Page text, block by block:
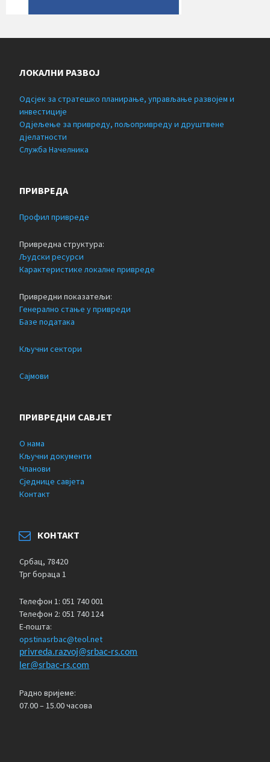
ЛОКАЛНИ РАЗВОЈ
Одсјек за стратешко планирање, управљање развојем и
инвестиције
Одјељење за привреду, пољопривреду и друштвене
дјелатности
Служба Начелника
ПРИВРЕДА
Профил привреде
Привредна структура:
Људски ресурси
Карактеристике локалне привреде
Привредни показатељи:
Генерално стање у привреди
Базе података
Кључни сектори
Сајмови
ПРИВРЕДНИ САВЈЕТ
О нама
Кључни документи
Чланови
Сједнице савјета
Контакт
КОНТАКТ
Србац, 78420
Трг бораца 1
Телефон 1: 051 740 001
Телефон 2: 051 740 124
Е-пошта:
opstinasrbac@teol.net
privreda.razvoj@srbac-rs.com
ler@srbac-rs.com
Радно вријеме:
07.00 – 15.00 часова